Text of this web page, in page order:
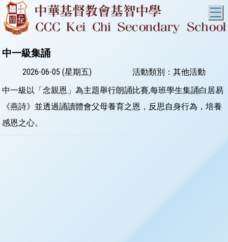
中一級集誦
2026-06-05 (星期五)
活動類別：其他活動
中一級以「念親恩」為主題舉行朗誦比賽,每班學生集誦白居易
《燕詩》並透過誦讀體會父母養育之恩，反思自身行為，培養
感恩之心。